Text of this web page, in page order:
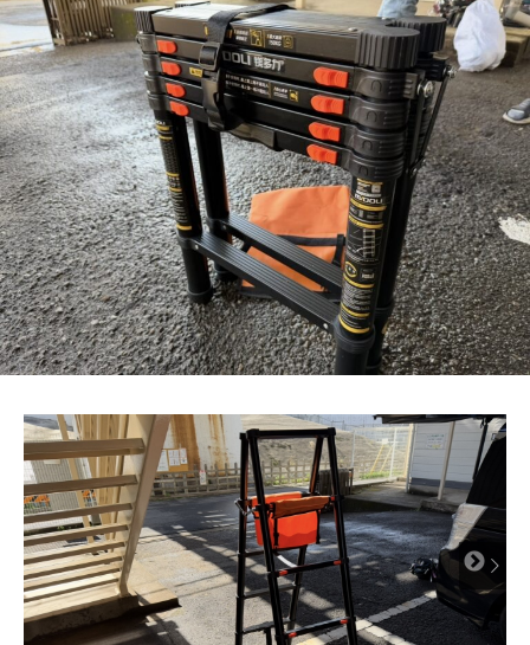
